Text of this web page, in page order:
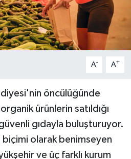
A- A+
öncülüğünde
ürünlerin satıldığı
gıdayla buluşturuyor.
biçimi olarak benimseyen
ve üç farklı kurum